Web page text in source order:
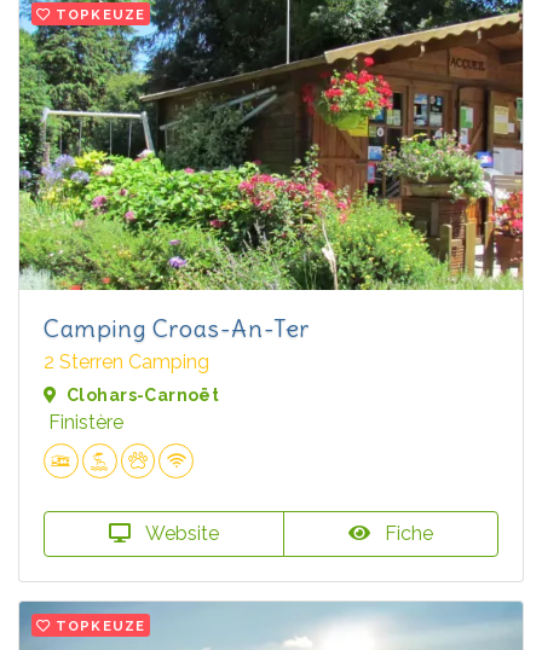
TOPKEUZE
Camping Croas-An-Ter
2 Sterren Camping
Clohars-Carnoët
Finistère
Website Fiche
TOPKEUZE